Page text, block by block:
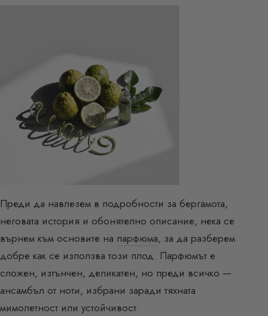
Преди да навлезем в подробности за бергамота,
неговата история и обонятелно описание, нека се
върнем към основите на парфюма, за да разберем
добре как се използва този плод. Парфюмът е
сложен, изтънчен, деликатен, но преди всичко —
ансамбъл от ноти, избрани заради тяхната
мимолетност или устойчивост.